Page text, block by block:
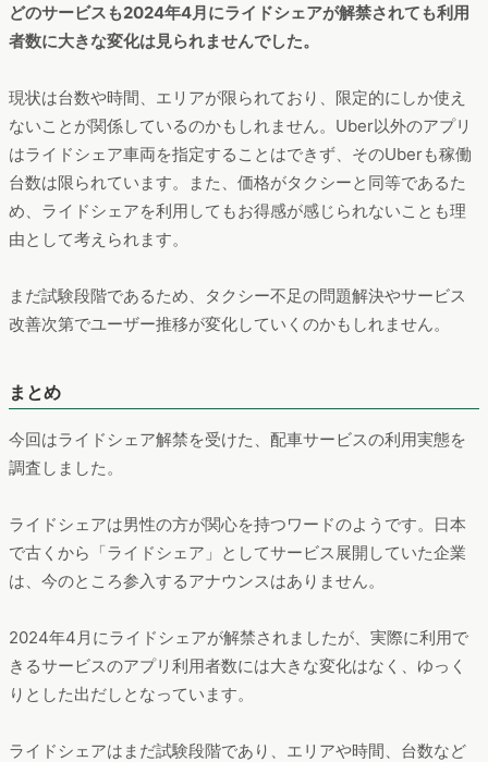
どのサービスも2024年4月にライドシェアが解禁されても利用
者数に大きな変化は見られませんでした。
現状は台数や時間、エリアが限られており、限定的にしか使え
ないことが関係しているのかもしれません。Uber以外のアプリ
はライドシェア車両を指定することはできず、そのUberも稼働
台数は限られています。また、価格がタクシーと同等であるた
め、ライドシェアを利用してもお得感が感じられないことも理
由として考えられます。
まだ試験段階であるため、タクシー不足の問題解決やサービス
改善次第でユーザー推移が変化していくのかもしれません。
まとめ
今回はライドシェア解禁を受けた、配車サービスの利用実態を
調査しました。
ライドシェアは男性の方が関心を持つワードのようです。日本
で古くから「ライドシェア」としてサービス展開していた企業
は、今のところ参入するアナウンスはありません。
2024年4月にライドシェアが解禁されましたが、実際に利用で
きるサービスのアプリ利用者数には大きな変化はなく、ゆっく
りとした出だしとなっています。
ライドシェアはまだ試験段階であり、エリアや時間、台数など